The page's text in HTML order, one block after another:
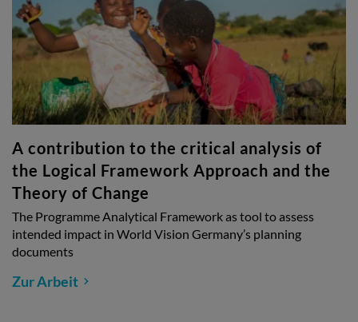
A contribution to the critical analysis of
the Logical Framework Approach and the
Theory of Change
The Programme Analytical Framework as tool to assess
intended impact in World Vision Germany’s planning
documents
Zur Arbeit